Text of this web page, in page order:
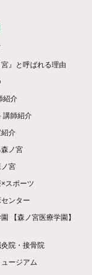
宮』と呼ばれる理由
紹介
講師紹介
介
ノ宮
宮
スポーツ
ンター
【森ノ宮医療学園】
院・接骨院
ージアム